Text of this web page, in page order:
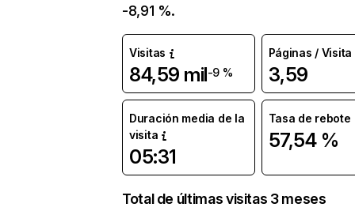
-8,91 %.
Visitas
84,59 mil-9 %
Páginas / Visita
3,59
Duración media de la
visita
05:31
Tasa de rebote
57,54 %
Total de últimas visitas 3 meses